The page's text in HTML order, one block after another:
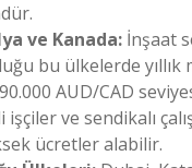
ve Kanada: İnşaat
bu ülkelerde yıllık
AUD/CAD
işçiler ve sendikalı
ücretler alabilir.